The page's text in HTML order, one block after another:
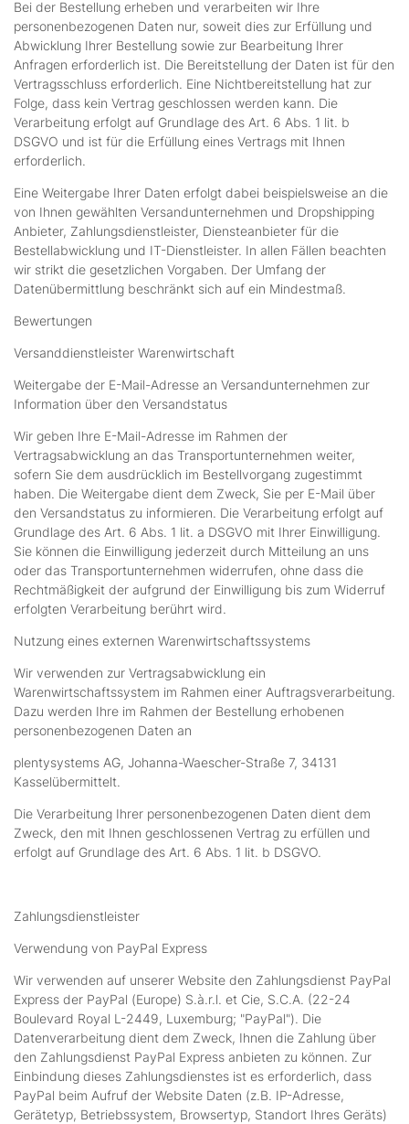
Bei der Bestellung erheben und verarbeiten wir Ihre
personenbezogenen Daten nur, soweit dies zur Erfüllung und
Abwicklung Ihrer Bestellung sowie zur Bearbeitung Ihrer
Anfragen erforderlich ist. Die Bereitstellung der Daten ist für den
Vertragsschluss erforderlich. Eine Nichtbereitstellung hat zur
Folge, dass kein Vertrag geschlossen werden kann. Die
Verarbeitung erfolgt auf Grundlage des Art. 6 Abs. 1 lit. b
DSGVO und ist für die Erfüllung eines Vertrags mit Ihnen
erforderlich.
Eine Weitergabe Ihrer Daten erfolgt dabei beispielsweise an die
von Ihnen gewählten Versandunternehmen und Dropshipping
Anbieter, Zahlungsdienstleister, Diensteanbieter für die
Bestellabwicklung und IT-Dienstleister. In allen Fällen beachten
wir strikt die gesetzlichen Vorgaben. Der Umfang der
Datenübermittlung beschränkt sich auf ein Mindestmaß.
Bewertungen
Versanddienstleister Warenwirtschaft
Weitergabe der E-Mail-Adresse an Versandunternehmen zur
Information über den Versandstatus
Wir geben Ihre E-Mail-Adresse im Rahmen der
Vertragsabwicklung an das Transportunternehmen weiter,
sofern Sie dem ausdrücklich im Bestellvorgang zugestimmt
haben. Die Weitergabe dient dem Zweck, Sie per E-Mail über
den Versandstatus zu informieren. Die Verarbeitung erfolgt auf
Grundlage des Art. 6 Abs. 1 lit. a DSGVO mit Ihrer Einwilligung.
Sie können die Einwilligung jederzeit durch Mitteilung an uns
oder das Transportunternehmen widerrufen, ohne dass die
Rechtmäßigkeit der aufgrund der Einwilligung bis zum Widerruf
erfolgten Verarbeitung berührt wird.
Nutzung eines externen Warenwirtschaftssystems
Wir verwenden zur Vertragsabwicklung ein
Warenwirtschaftssystem im Rahmen einer Auftragsverarbeitung.
Dazu werden Ihre im Rahmen der Bestellung erhobenen
personenbezogenen Daten an
plentysystems AG, Johanna-Waescher-Straße 7, 34131
Kasselübermittelt.
Die Verarbeitung Ihrer personenbezogenen Daten dient dem
Zweck, den mit Ihnen geschlossenen Vertrag zu erfüllen und
erfolgt auf Grundlage des Art. 6 Abs. 1 lit. b DSGVO.
Zahlungsdienstleister
Verwendung von PayPal Express
Wir verwenden auf unserer Website den Zahlungsdienst PayPal
Express der PayPal (Europe) S.à.r.l. et Cie, S.C.A. (22-24
Boulevard Royal L-2449, Luxemburg; "PayPal"). Die
Datenverarbeitung dient dem Zweck, Ihnen die Zahlung über
den Zahlungsdienst PayPal Express anbieten zu können. Zur
Einbindung dieses Zahlungsdienstes ist es erforderlich, dass
PayPal beim Aufruf der Website Daten (z.B. IP-Adresse,
Gerätetyp, Betriebssystem, Browsertyp, Standort Ihres Geräts)